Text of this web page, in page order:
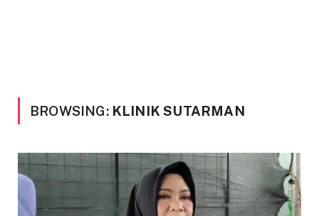
BROWSING: KLINIK SUTARMAN